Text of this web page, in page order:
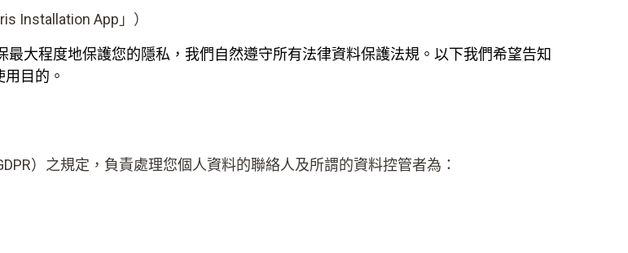
Installation App」）
大程度地保護您的隱私，我們自然遵守所有法律資料保護法規。以下我們希望告知
目的。
）之規定，負責處理您個人資料的聯絡人及所謂的資料控管者為：